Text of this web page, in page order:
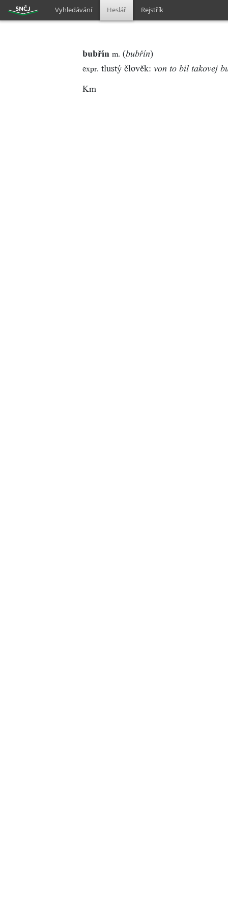
Vyhledávání Heslář Rejstřík
bubřín m. (bubřín)
expr. tlustý člověk: von to bil takovej
Km